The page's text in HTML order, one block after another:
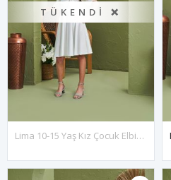
TÜKENDI ❌
Lima 10-15 Yaş Kız Çocuk Elbise 50013 Kırık Beyaz